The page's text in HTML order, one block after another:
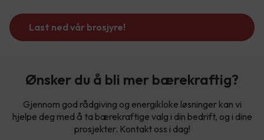
Last ned vår brosjyre!
Ønsker du å bli mer bærekraftig?
Gjennom god rådgiving og energikloke løsninger kan vi
hjelpe deg med å ta bærekraftige valg i din bedrift, og i dine
prosjekter. Kontakt oss i dag!